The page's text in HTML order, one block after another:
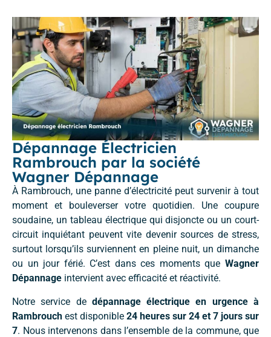
Dépannage Électricien
Rambrouch par la société
Wagner Dépannage
À Rambrouch, une panne d’électricité peut survenir à tout
moment et bouleverser votre quotidien. Une coupure
soudaine, un tableau électrique qui disjoncte ou un court-
circuit inquiétant peuvent vite devenir sources de stress,
surtout lorsqu’ils surviennent en pleine nuit, un dimanche
ou un jour férié. C’est dans ces moments que Wagner
Dépannage intervient avec efficacité et réactivité.
Notre service de dépannage électrique en urgence à
Rambrouch est disponible 24 heures sur 24 et 7 jours sur
7. Nous intervenons dans l’ensemble de la commune, que